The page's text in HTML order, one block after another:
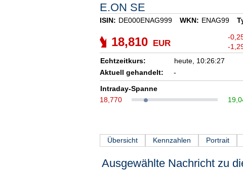
E.ON SE
ISIN: DE000ENAG999 WKN: ENAG99
18,810 EUR
-
-
Echtzeitkurs:
heute, 10:26:27
Aktuell gehandelt:
-
Intraday-Spanne
18,770
Übersicht Kennzahlen Portrait
Ausgewählte Nachricht zu